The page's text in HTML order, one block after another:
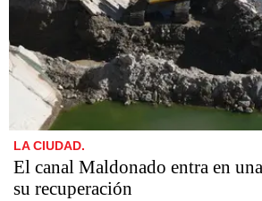
LA CIUDAD.
El canal Maldonado entra en
su recuperación